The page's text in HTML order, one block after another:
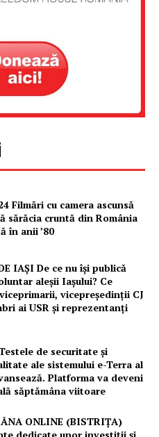
Filmări cu camera ascunsă
sărăcia cruntă din România
în anii ’80
IAȘI De ce nu își publică
aleșii Iașului? Ce
vicepreședinții CJ
ai USR și reprezentanți
de securitate și
ale sistemului e-Terra al
Platforma va deveni
săptămâna viitoare
ONLINE (BISTRIȚA)